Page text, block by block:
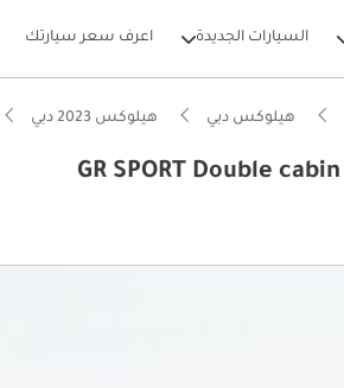
السيارات الجديدة اعرف سعر سيارتك
هيلوكس دبي هيلوكس 2023 دبي